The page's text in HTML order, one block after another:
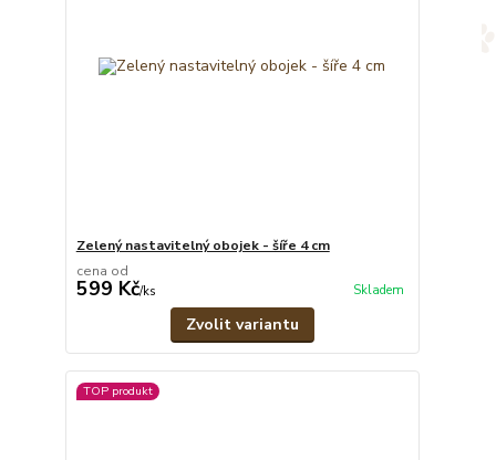
Zelený nastavitelný obojek - šíře 4 cm
cena od
599 Kč/ks Skladem
Zvolit variantu
TOP produkt